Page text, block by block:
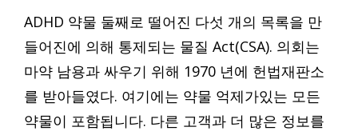
ADHD 약물 둘째로 떨어진 다섯 개의 목록을 만
들어진에 의해 통제되는 물질 Act(CSA). 의회는
마약 남용과 싸우기 위해 1970 년에 헌법재판소
를 받아들였다. 여기에는 약물 억제가있는 모든
약물이 포함됩니다. 다른 고객과 더 많은 정보를